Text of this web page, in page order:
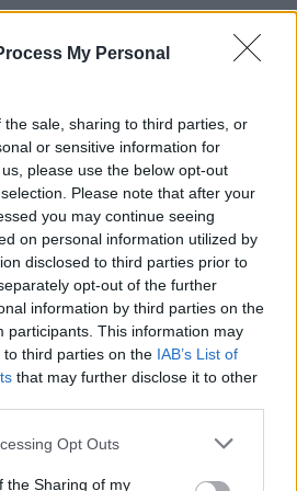
My Personal
sale, sharing to third parties, or
or sensitive information for
please use the below opt-out
Please note that after your
you may continue seeing
on personal information utilized by
disclosed to third parties prior to
opt-out of the further
information by third parties on the
participants. This information may
third parties on the IAB’s List of
that may further disclose it to other
Opt Outs
the Sharing of my
la tierra que Yahweh su
les dijo a los
y a la media tribu de
que les ordenó Moshé el
cuando dijo: Yahweh su
un lugar de descanso;
territorio.
sus benei, y su ganado
que Moshé les asignó a
del Yardén; pero cada
de combate deberá
vanguardia de sus
los ayudarán
les haya dado a sus
de descanso, como el que
tomado posesión
al oriente del Yardén, que
documento (PDF)
KB)
Descargar